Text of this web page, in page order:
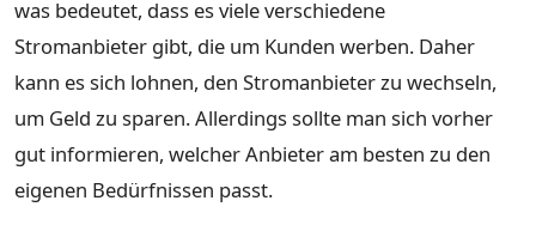
was bedeutet, dass es viele verschiedene
Stromanbieter gibt, die um Kunden werben. Daher
kann es sich lohnen, den Stromanbieter zu wechseln,
um Geld zu sparen. Allerdings sollte man sich vorher
gut informieren, welcher Anbieter am besten zu den
eigenen Bedürfnissen passt.